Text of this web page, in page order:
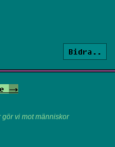
Bidra..
->
gör vi mot människor